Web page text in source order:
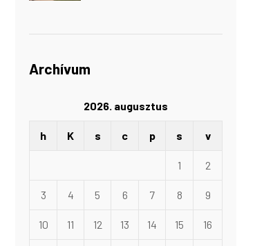
Archívum
2026. augusztus
h K s c p s v
1 2
3 4 5 6 7 8 9
10 11 12 13 14 15 16